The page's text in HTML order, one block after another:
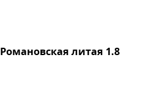
литая 1.8